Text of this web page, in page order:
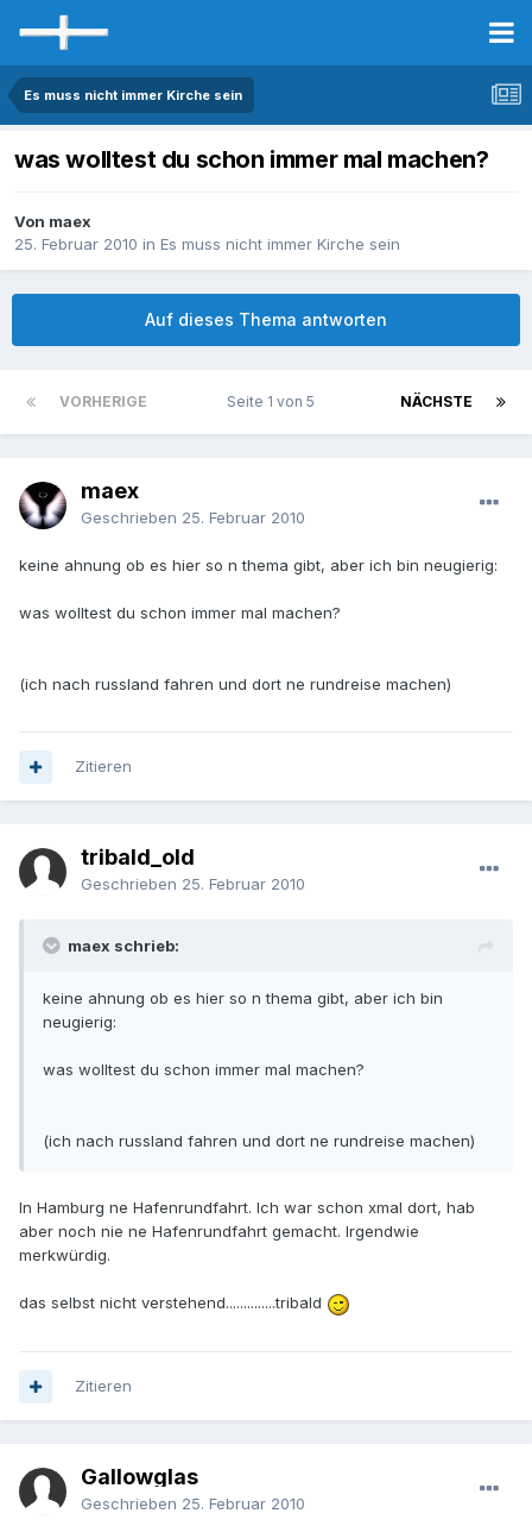
Es muss nicht immer Kirche sein
was wolltest du schon immer mal machen?
Von maex
25. Februar 2010 in Es muss nicht immer Kirche sein
Auf dieses Thema antworten
VORHERIGE NÄCHSTE
Seite 1 von 5
maex
Geschrieben 25. Februar 2010
keine ahnung ob es hier so n thema gibt, aber ich bin neugierig:
was wolltest du schon immer mal machen?
(ich nach russland fahren und dort ne rundreise machen)
Zitieren
tribald_old
Geschrieben 25. Februar 2010
maex schrieb:
keine ahnung ob es hier so n thema gibt, aber ich bin
neugierig:
was wolltest du schon immer mal machen?
(ich nach russland fahren und dort ne rundreise machen)
In Hamburg ne Hafenrundfahrt. Ich war schon xmal dort, hab
aber noch nie ne Hafenrundfahrt gemacht. Irgendwie
merkwürdig.
das selbst nicht verstehend..............tribald
Zitieren
Gallowglas
Geschrieben 25. Februar 2010